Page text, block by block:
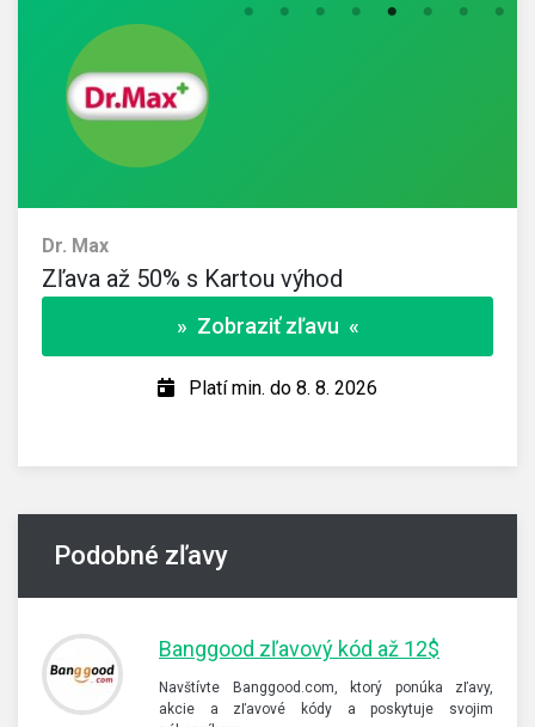
Dr. Max
Zľava až 50% s Kartou výhod
» Zobraziť zľavu «
Platí min. do 8. 8. 2026
Podobné zľavy
Banggood zľavový kód až 12$
Navštívte Banggood.com, ktorý ponúka zľavy,
akcie a zľavové kódy a poskytuje svojim